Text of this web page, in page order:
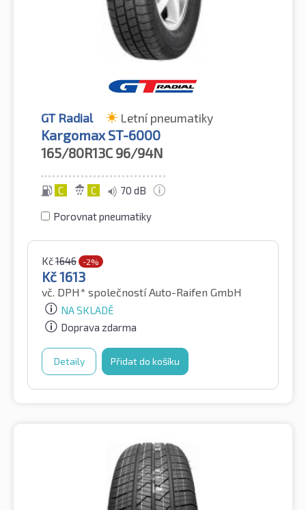
GT Radial Letní pneumatiky
Kargomax ST-6000
165/80R13C 96/94N
C C 70 dB
Porovnat pneumatiky
Kč1646 -2%
Kč1613
vč. DPH* společností Auto-Raifen GmbH
NA SKLADĚ
Doprava zdarma
Detaily Přidat do košíku